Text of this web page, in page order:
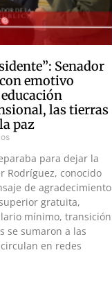
Senador
emotivo
las tierras
paz
para dejar la
Rodríguez, conocido
de agradecimiento
gratuita,
mínimo, transición
se sumaron a las
en redes